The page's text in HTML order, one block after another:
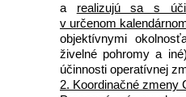
a realizujú sa s
v určenom
objektívnymi
živelné pohromy a
účinnosti operatívnej
2. Koordinačné zmeny